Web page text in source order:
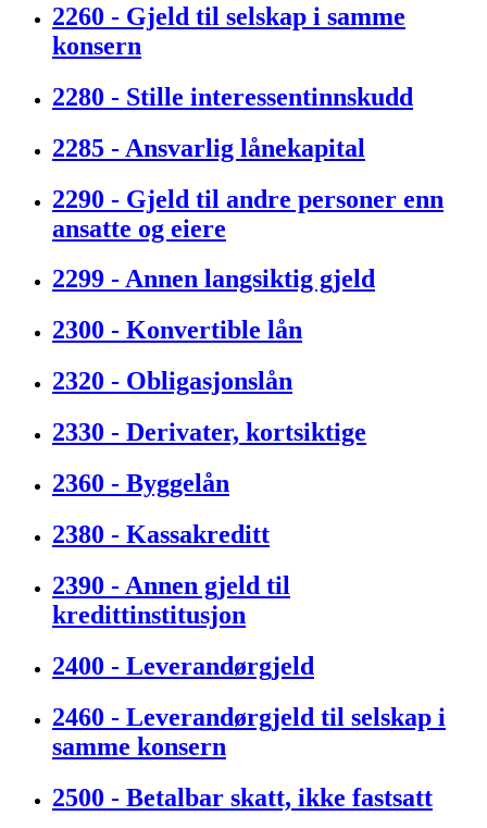
2260 - Gjeld til selskap i samme
konsern
2280 - Stille interessentinnskudd
2285 - Ansvarlig lånekapital
2290 - Gjeld til andre personer enn
ansatte og eiere
2299 - Annen langsiktig gjeld
2300 - Konvertible lån
2320 - Obligasjonslån
2330 - Derivater, kortsiktige
2360 - Byggelån
2380 - Kassakreditt
2390 - Annen gjeld til
kredittinstitusjon
2400 - Leverandørgjeld
2460 - Leverandørgjeld til selskap i
samme konsern
2500 - Betalbar skatt, ikke fastsatt